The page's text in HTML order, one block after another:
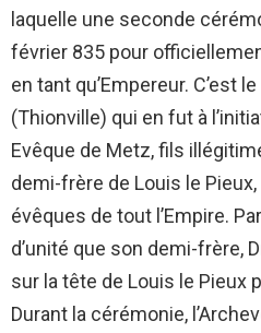
laquelle une seconde
février 835 pour
en tant qu’Empereur. C’est
(Thionville) qui en fut à
Evêque de Metz, fils
demi-frère de Louis le
évêques de tout l’Empire.
d’unité que son demi-frère,
sur la tête de Louis le Pieux
Durant la cérémonie,